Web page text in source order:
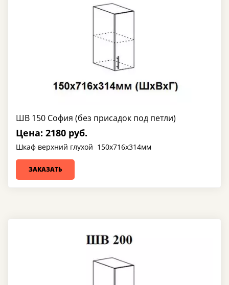
ШВ 150 София (без присадок под петли)
Цена: 2180 руб.
Шкаф верхний глухой 150х716х314мм
ЗАКАЗАТЬ